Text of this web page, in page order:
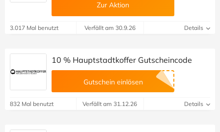
Zur Aktion
3.017 Mal benutzt Verfällt am 30.9.26 Details
10 % Hauptstadtkoffer Gutscheincode
Gutschein einlösen
832 Mal benutzt Verfällt am 31.12.26 Details